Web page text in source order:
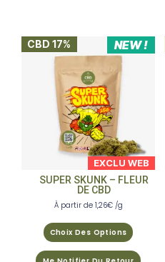
NEW !
CBD 17%
EXCLU WEB
SUPER SKUNK – FLEUR
DE CBD
À partir de 1,26€ /g
Choix Des Options